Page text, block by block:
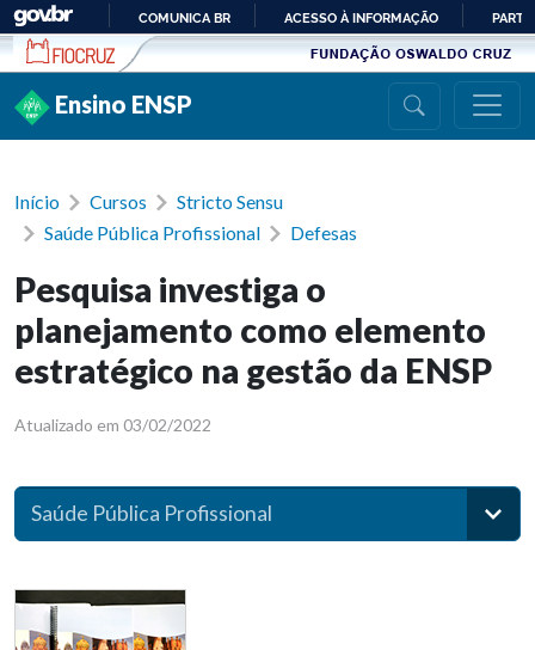
Ir para conteúdo
PARA
COMUNICA BR ACESSO À INFORMAÇÃO
Ensino ENSP
Início Cursos
Stricto Sensu
Saúde Pública Profissional
Defesas
Pesquisa investiga o
planejamento como elemento
estratégico na gestão da ENSP
Atualizado em 03/02/2022
Saúde Pública Profissional